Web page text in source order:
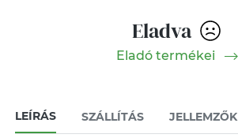
Eladva
Eladó termékei
LEÍRÁS SZÁLLÍTÁS JELLEMZŐK